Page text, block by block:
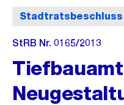
Stadtratsbeschluss
StRB Nr. 0165/2013